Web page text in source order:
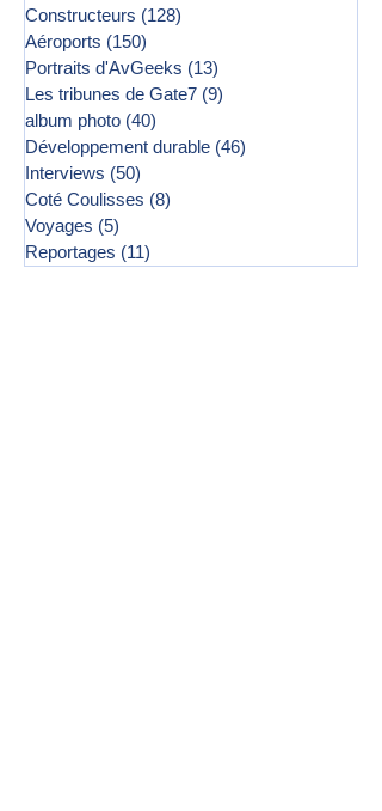
Constructeurs (128)
Aéroports (150)
Portraits d'AvGeeks (13)
Les tribunes de Gate7 (9)
album photo (40)
Développement durable (46)
Interviews (50)
Coté Coulisses (8)
Voyages (5)
Reportages (11)